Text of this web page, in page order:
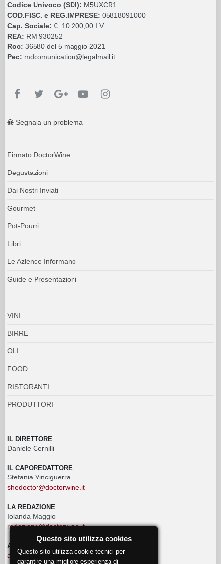
Codice Univoco (SDI): M5UXCR1
COD.FISC. e REG.IMPRESE: 05818091000
Cap. Sociale: €. 10.200,00 I.V.
REA: RM 930252
Roc: 36580 del 5 maggio 2021
Pec: mdcomunication@legalmail.it
Segnala un problema
Firmato DoctorWine
Degustazioni
Dai Nostri Inviati
Gourmet
Pot-Pourri
Libri
Le Aziende Informano
Guide e Presentazioni
VINI
BIRRE
OLI
FOOD
RISTORANTI
PRODUTTORI
IL DIRETTORE
Daniele Cernilli
IL CAPOREDATTORE
Stefania Vinciguerra
shedoctor@doctorwine.it
LA REDAZIONE
Iolanda Maggio
redazione@doctorwine.it
ADVERTISING
advertising@doctorwine.it
Questo sito utilizza cookies
Questo sito utilizza cookie tecnici per
garantire una migliore esperienza di